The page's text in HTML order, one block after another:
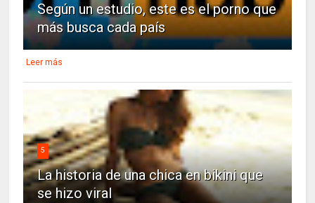
Según un estudio, este es el porno que
más busca cada país
Leer más
5
La historia de una chica en bikini que
se hizo viral